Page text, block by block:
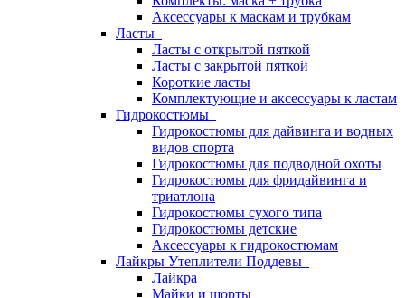
Аксессуары к маскам и трубкам
Ласты
Ласты с открытой пяткой
Ласты с закрытой пяткой
Короткие ласты
Комплектующие и аксессуары к ластам
Гидрокостюмы
Гидрокостюмы для дайвинга и водных
видов спорта
Гидрокостюмы для подводной охоты
Гидрокостюмы для фридайвинга и
триатлона
Гидрокостюмы сухого типа
Гидрокостюмы детские
Аксессуары к гидрокостюмам
Лайкры Утеплители Поддевы
Лайкра
Майки и шорты